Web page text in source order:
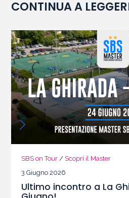
CONTINUA A
SBS on Tour / Scopri il Master
3 Giugno 2026
Ultimo incontro a La